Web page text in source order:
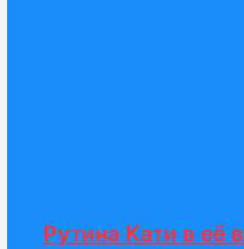
Рутина Кати в её